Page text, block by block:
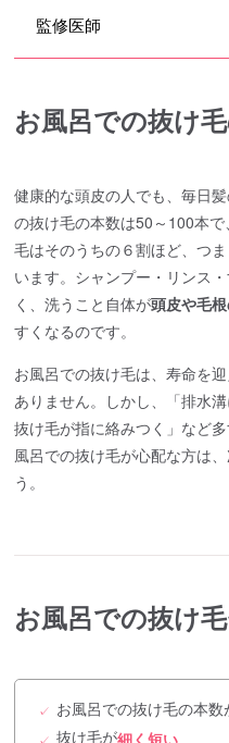
監修医師
お風呂での抜け
健康的な頭皮の人でも、毎日
の抜け毛の本数は50～100本
毛はそのうちの６割ほど、つ
います。シャンプー・リンス
く、洗うこと自体が頭皮や毛
すくなるのです。
お風呂での抜け毛は、寿命を
ありません。しかし、「排水
抜け毛が指に絡みつく」など
風呂での抜け毛が心配な方は
う。
お風呂での抜け
✓ お風呂での抜け毛の本
抜け毛が